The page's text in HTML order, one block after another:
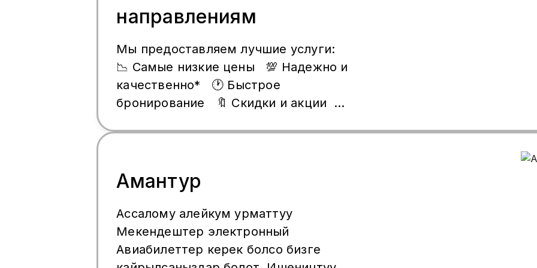
нами для консультации и
ценит экономию, скорость и
надёжность. WhatsApp +996555651710
направлениям
Мы предоставляем лучшие услуги:
📉 Самые низкие цены 💯 Надежно и
качественно* 🕐 Быстрое
бронирование 🔖 Скидки и акции 📱
Амантур
Ассалому алейкум урматтуу
Мекендештер электронный
Авиабилеттер керек болсо бизге